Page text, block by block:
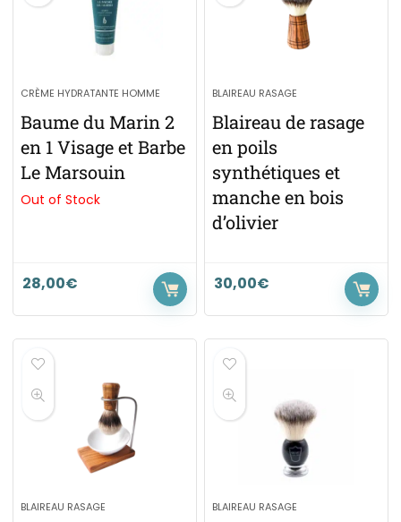
CRÈME HYDRATANTE HOMME
Baume du Marin 2
en 1 Visage et Barbe
Le Marsouin
Out of Stock
28,00€
BLAIREAU RASAGE
Blaireau de rasage
en poils
synthétiques et
manche en bois
d’olivier
30,00€
BLAIREAU RASAGE BLAIREAU RASAGE